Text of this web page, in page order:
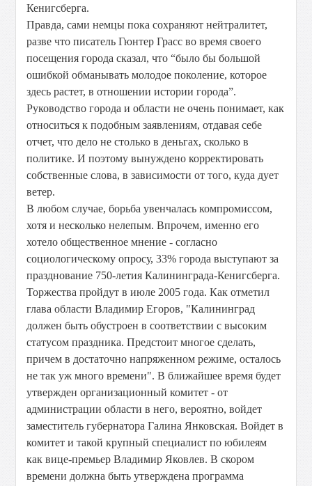
Кенигсберга.
Правда, сами немцы пока сохраняют нейтралитет,
разве что писатель Гюнтер Грасс во время своего
посещения города сказал, что “было бы большой
ошибкой обманывать молодое поколение, которое
здесь растет, в отношении истории города”.
Руководство города и области не очень понимает, как
относиться к подобным заявлениям, отдавая себе
отчет, что дело не столько в деньгах, сколько в
политике. И поэтому вынуждено корректировать
собственные слова, в зависимости от того, куда дует
ветер.
В любом случае, борьба увенчалась компромиссом,
хотя и несколько нелепым. Впрочем, именно его
хотело общественное мнение - согласно
социологическому опросу, 33% города выступают за
празднование 750-летия Калининграда-Кенигсберга.
Торжества пройдут в июле 2005 года. Как отметил
глава области Владимир Егоров, "Калининград
должен быть обустроен в соответствии с высоким
статусом праздника. Предстоит многое сделать,
причем в достаточно напряженном режиме, осталось
не так уж много времени". В ближайшее время будет
утвержден организационный комитет - от
администрации области в него, вероятно, войдет
заместитель губернатора Галина Янковская. Войдет в
комитет и такой крупный специалист по юбилеям
как вице-премьер Владимир Яковлев. В скором
времени должна быть утверждена программа